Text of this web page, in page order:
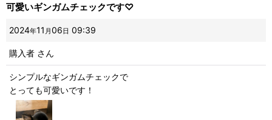
可愛いギンガムチェックです♡
2024年11 月06日 09:39
購入者 さん
シンプルなギンガムチェックで
とっても可愛いです！